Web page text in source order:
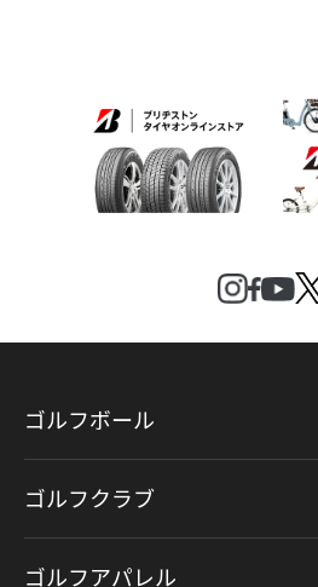
ゴルフボール
ゴルフクラブ
ゴルフアパレル